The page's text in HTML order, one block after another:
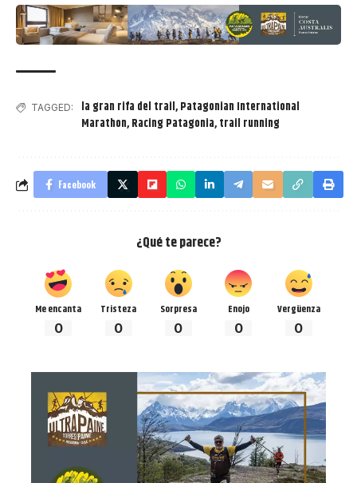
TAGGED: la gran rifa del trail,Patagonian International
Marathon,Racing Patagonia,trail running
Facebook
¿Qué te parece?
Me encanta
0
Tristeza
0
Sorpresa
0
Enojo
0
Vergüenza
0